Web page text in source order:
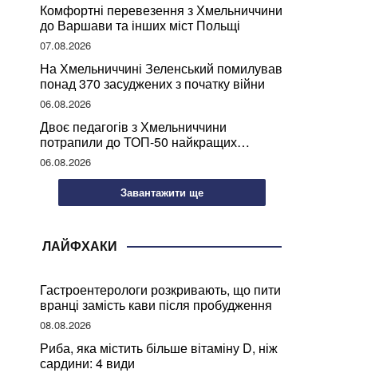
Комфортні перевезення з Хмельниччини
до Варшави та інших міст Польщі
07.08.2026
На Хмельниччині Зеленський помилував
понад 370 засуджених з початку війни
06.08.2026
Двоє педагогів з Хмельниччини
потрапили до ТОП-50 найкращих
учителів України
06.08.2026
Завантажити ще
ЛАЙФХАКИ
Гастроентерологи розкривають, що пити
вранці замість кави після пробудження
08.08.2026
Риба, яка містить більше вітаміну D, ніж
сардини: 4 види